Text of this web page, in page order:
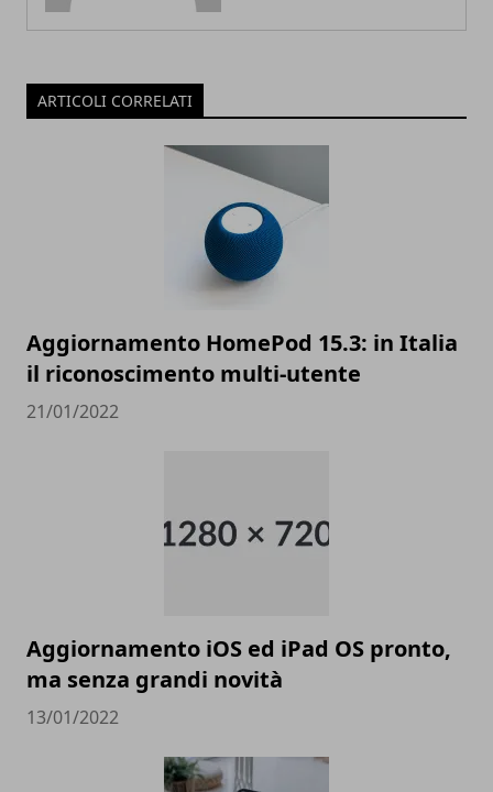
ARTICOLI CORRELATI
Aggiornamento HomePod 15.3: in Italia
il riconoscimento multi-utente
21/01/2022
Aggiornamento iOS ed iPad OS pronto,
ma senza grandi novità
13/01/2022